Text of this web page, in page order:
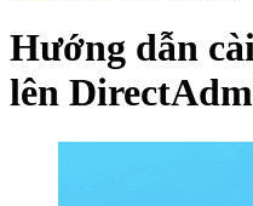
Hướng dẫn
lên